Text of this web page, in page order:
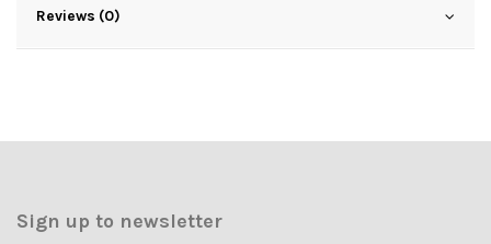
Reviews (0)
Sign up to newsletter